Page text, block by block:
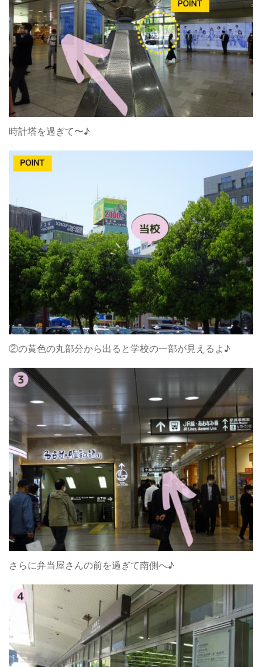
時計塔を過ぎて〜♪
②の黄色の丸部分から出ると学校の一部が見えるよ♪
さらに弁当屋さんの前を過ぎて南側へ♪